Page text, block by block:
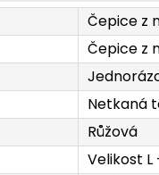
Čepice z
Čepice z
Netkaná
Růžová
Velikost